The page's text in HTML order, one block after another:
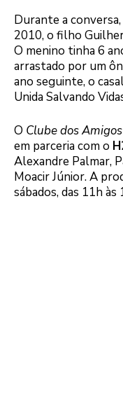
Durante a
2010, o filho
O menino tinha 6
arrastado por um
ano seguinte, o
Unida Salvando
O Clube dos Amigos
em parceria com o
Alexandre Palmar,
Moacir Júnior. A
sábados, das 11h às